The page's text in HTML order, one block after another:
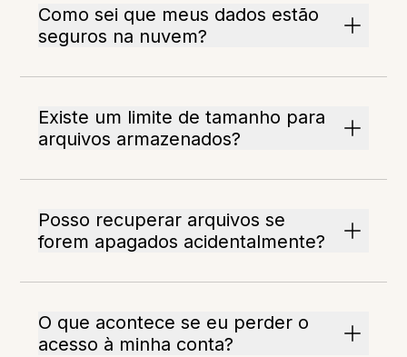
Como sei que meus dados estão
seguros na nuvem?
Existe um limite de tamanho para
arquivos armazenados?
Posso recuperar arquivos se
forem apagados acidentalmente?
O que acontece se eu perder o
acesso à minha conta?